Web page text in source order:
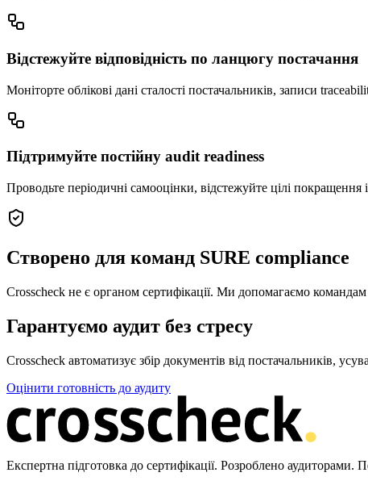
Відстежуйте відповідність по ланцюгу постачання
Моніторте облікові дані сталості постачальників, записи
Підтримуйте постійну audit readiness
Проводьте періодичні самооцінки, відстежуйте цілі
Створено для команд SURE compliance
Crosscheck не є органом сертифікації. Ми допомагаємо
Гарантуємо аудит без стресу
Crosscheck автоматизує збір документів від постачальників,
Оцінити готовність до аудиту
Експертна підготовка до сертифікації. Розроблено аудиторами.